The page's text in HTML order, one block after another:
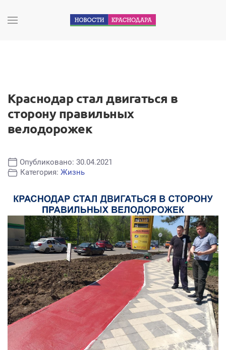
Краснодар стал двигаться в
сторону правильных
велодорожек
Опубликовано: 30.04.2021
Категория: Жизнь